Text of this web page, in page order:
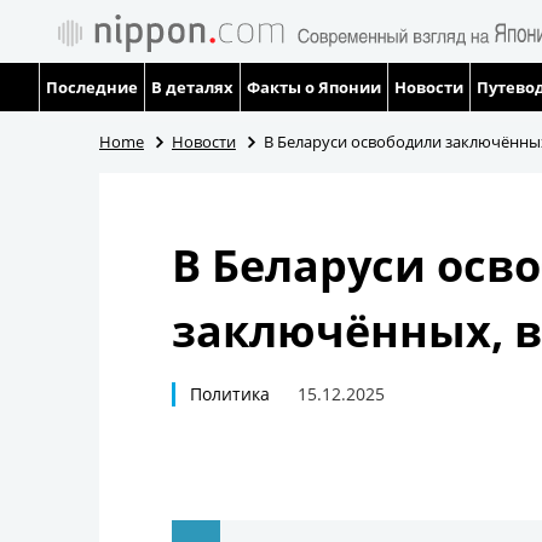
Последние В деталях Факты о Японии Новости
Home Новости В Беларуси освободили
В Беларуси
заключённых,
Политика 15.12.2025